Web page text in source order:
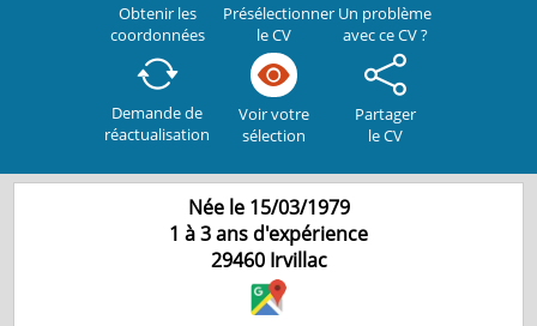
Obtenir les
coordonnées
Présélectionner
le CV
Un problème
avec ce CV ?
Demande de
réactualisation
Voir votre
sélection
Partager
le CV
Née le 15/03/1979
1 à 3 ans d'expérience
29460 Irvillac